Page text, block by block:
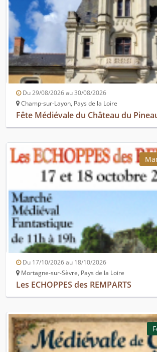
Du 29/08/2026 au 30/08/2026
Champ-sur-Layon, Pays de la Loire
Fête Médiévale du Château du
Du 17/10/2026 au 18/10/2026
Mortagne-sur-Sèvre, Pays de la Loire
Les ECHOPPES des REMPARTS